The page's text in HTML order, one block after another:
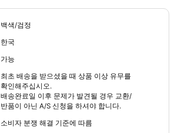
백색/검정
한국
가능
최초 배송을 받으셨을 때 상품 이상 유무를
확인해주십시오.
배송완료일 이후 문제가 발견될 경우 교환/
반품이 아닌 A/S 신청을 하셔야 합니다.
소비자 분쟁 해결 기준에 따름